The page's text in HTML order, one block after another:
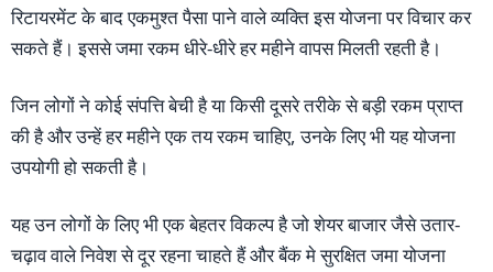
रिटायरमेंट के बाद एकमुश्त पैसा पाने वाले व्यक्ति इस योजना पर विचार कर
सकते हैं। इससे जमा रकम धीरे-धीरे हर महीने वापस मिलती रहती है।
जिन लोगों ने कोई संपत्ति बेची है या किसी दूसरे तरीके से बड़ी रकम प्राप्त
की है और उन्हें हर महीने एक तय रकम चाहिए, उनके लिए भी यह योजना
उपयोगी हो सकती है।
यह उन लोगों के लिए भी एक बेहतर विकल्प है जो शेयर बाजार जैसे उतार-
चढ़ाव वाले निवेश से दूर रहना चाहते हैं और बैंक मे सुरक्षित जमा योजना